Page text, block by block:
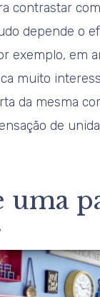
contrastar
depende o
exemplo, em
muito
da mesma
de
uma